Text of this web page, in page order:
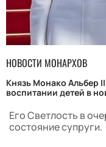
НОВОСТИ МОНАРХОВ
Князь Монако Альбер
воспитании детей в
Его Светлость в
состояние супруги.